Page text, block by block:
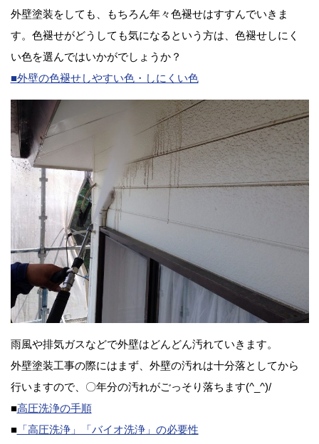
外壁塗装をしても、もちろん年々色褪せはすすんでいきま
す。色褪せがどうしても気になるという方は、色褪せしにく
い色を選んではいかがでしょうか？
■外壁の色褪せしやすい色・しにくい色
雨風や排気ガスなどで外壁はどんどん汚れていきます。
外壁塗装工事の際にはまず、外壁の汚れは十分落としてから
行いますので、〇年分の汚れがごっそり落ちます(^_^)/
■高圧洗浄の手順
■「高圧洗浄」「バイオ洗浄」の必要性